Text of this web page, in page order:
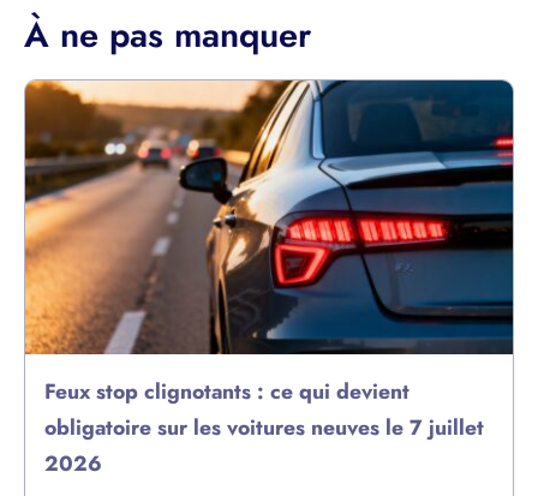
À ne pas manquer
Feux stop clignotants : ce qui devient
obligatoire sur les voitures neuves le 7 juillet
2026